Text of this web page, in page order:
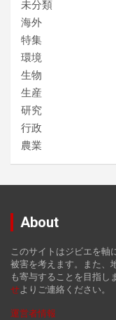
未分類
海外
特集
環境
生物
生産
研究
行政
農業
About
このサイトはジビエを軸
被害を考えます。また、
も寄与することを目指し
せよりご連絡ください。
運営者情報